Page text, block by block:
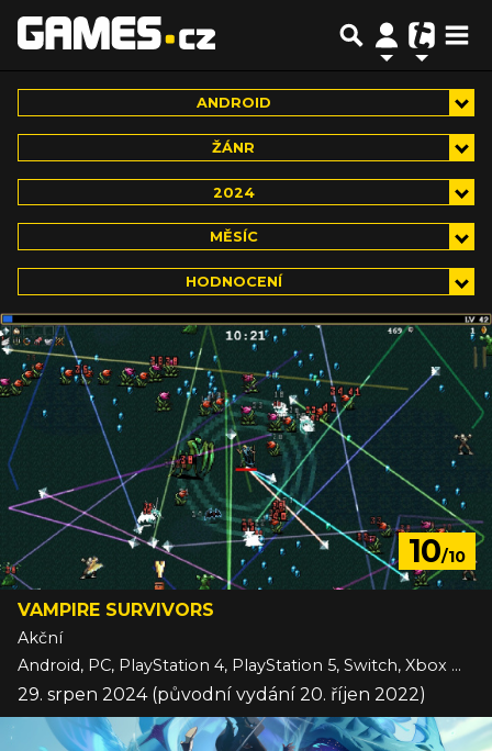
ANDROID
ŽÁNR
2024
MĚSÍC
HODNOCENÍ
10/10
VAMPIRE SURVIVORS
Akční
Android, PC, PlayStation 4, PlayStation 5, Switch, Xbox One, Xbox Series, iOS
29. srpen 2024 (původní vydání 20. říjen 2022)